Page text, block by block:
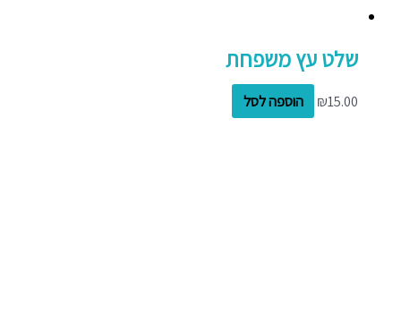
שלט עץ משפחת
₪15.00 הוספה לסל